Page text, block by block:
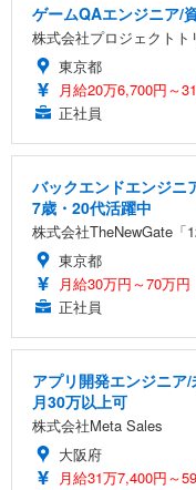
ゲームQAエンジニア/
株式会社プロジェクトト
東京都
月給20万6,700円～
正社員
バックエンドエンジニ
7歳・20代活躍中
株式会社TheNewGate「
東京都
月給30万円～70万円
正社員
アプリ開発エンジニア
月30万以上可
株式会社Meta Sales
大阪府
月給31万7,400円～